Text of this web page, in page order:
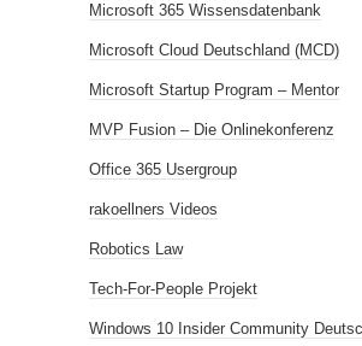
Microsoft 365 Wissensdatenbank
Microsoft Cloud Deutschland (MCD)
Microsoft Startup Program – Mentor
MVP Fusion – Die Onlinekonferenz
Office 365 Usergroup
rakoellners Videos
Robotics Law
Tech-For-People Projekt
Windows 10 Insider Community